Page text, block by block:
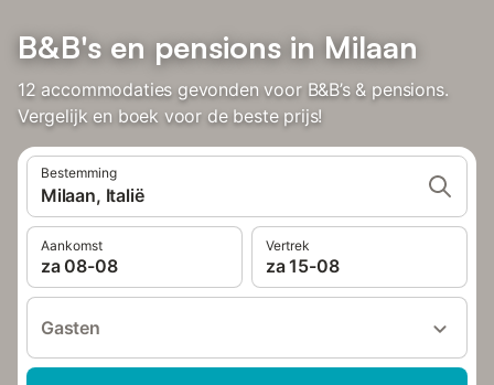
B&B's en pensions in Milaan
12 accommodaties gevonden voor B&B’s & pensions.
Vergelijk en boek voor de beste prijs!
Bestemming
Milaan, Italië
Aankomst
za 08-08
Vertrek
za 15-08
Gasten